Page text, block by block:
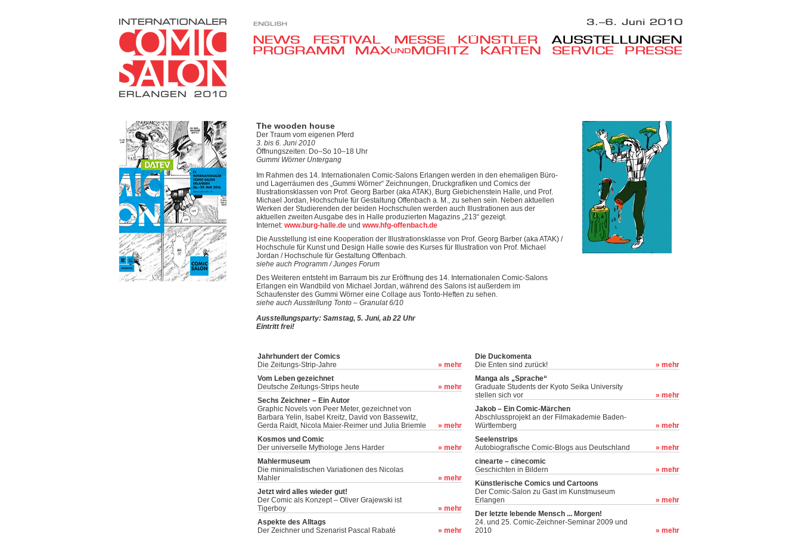
The wooden house
Der Traum vom eigenen Pferd
3. bis 6. Juni 2010
Öffnungszeiten: Do–So 10–18 Uhr
Gummi Wörner Untergang
Im Rahmen des 14. Internationalen Comic-Salons Erlangen werden in den ehemaligen Büro-
und Lagerräumen des „Gummi Wörner“ Zeichnungen, Druckgrafiken und Comics der
Illustrationsklassen von Prof. Georg Barber (aka ATAK), Burg Giebichenstein Halle, und Prof.
Michael Jordan, Hochschule für Gestaltung Offenbach a. M., zu sehen sein. Neben aktuellen
Werken der Studierenden der beiden Hochschulen werden auch Illustrationen aus der
aktuellen zweiten Ausgabe des in Halle produzierten Magazins „213“ gezeigt.
Internet: www.burg-halle.de und www.hfg-offenbach.de
Die Ausstellung ist eine Kooperation der Illustrationsklasse von Prof. Georg Barber (aka ATAK) /
Hochschule für Kunst und Design Halle sowie des Kurses für Illustration von Prof. Michael
Jordan / Hochschule für Gestaltung Offenbach.
siehe auch Programm / Junges Forum
Des Weiteren entsteht im Barraum bis zur Eröffnung des 14. Internationalen Comic-Salons
Erlangen ein Wandbild von Michael Jordan, während des Salons ist außerdem im
Schaufenster des Gummi Wörner eine Collage aus Tonto-Heften zu sehen.
siehe auch Ausstellung Tonto – Granulat 6/10
Ausstellungsparty: Samstag, 5. Juni, ab 22 Uhr
Eintritt frei!
Jahrhundert der Comics
Die Zeitungs-Strip-Jahre
» mehr
Vom Leben gezeichnet
Deutsche Zeitungs-Strips heute
» mehr
Sechs Zeichner – Ein Autor
Graphic Novels von Peer Meter, gezeichnet von
Barbara Yelin, Isabel Kreitz, David von Bassewitz,
Gerda Raidt, Nicola Maier-Reimer und Julia Briemle
» mehr
Kosmos und Comic
Der universelle Mythologe Jens Harder
» mehr
Mahlermuseum
Die minimalistischen Variationen des Nicolas
Mahler
» mehr
Jetzt wird alles wieder gut!
Der Comic als Konzept – Oliver Grajewski ist
Tigerboy
» mehr
Aspekte des Alltags
Der Zeichner und Szenarist Pascal Rabaté
» mehr
Die Duckomenta
Die Enten sind zurück!
» mehr
Manga als „Sprache“
Graduate Students der Kyoto Seika University
stellen sich vor
» mehr
Jakob – Ein Comic-Märchen
Abschlussprojekt an der Filmakademie Baden-
Württemberg
» mehr
Seelenstrips
Autobiografische Comic-Blogs aus Deutschland
» mehr
cinearte – cinecomic
Geschichten in Bildern
» mehr
Künstlerische Comics und Cartoons
Der Comic-Salon zu Gast im Kunstmuseum
Erlangen
» mehr
Der letzte lebende Mensch ... Morgen!
24. und 25. Comic-Zeichner-Seminar 2009 und
2010
» mehr